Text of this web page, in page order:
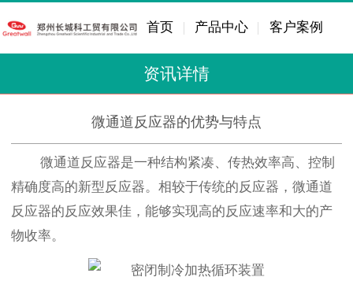
首页 产品中心 客户案例
资讯详情
微通道反应器的优势与特点
微通道反应器是一种结构紧凑、传热效率高、控制
精确度高的新型反应器。相较于传统的反应器，微通道
反应器的反应效果佳，能够实现高的反应速率和大的产
物收率。